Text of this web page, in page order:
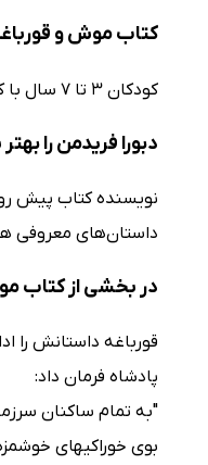
کتاب موش و
کودکان 3 تا 7 سال با کمک این کتاب آموزنده با مفاهیم دوستی، همکاری و گفت‌وگوی صحیح آشنا می‌شوند.
دبورا فریدمن را
داستان‌های معروفی
در بخشی از کتاب
قورباغه داستانش را
پادشاه فرمان داد:
"به تمام ساکنان
بوی خوراکیهای